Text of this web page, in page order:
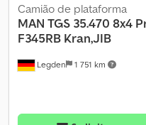
Legden 1 751 km
Camião de plataforma
MAN TGS 35.470 8x4
F345RB Kran,JIB